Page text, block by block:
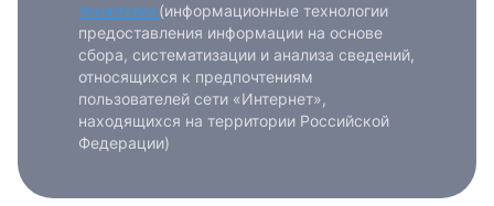
технологии (информационные технологии
предоставления информации на основе
сбора, систематизации и анализа сведений,
относящихся к предпочтениям
пользователей сети «Интернет»,
находящихся на территории Российской
Федерации)